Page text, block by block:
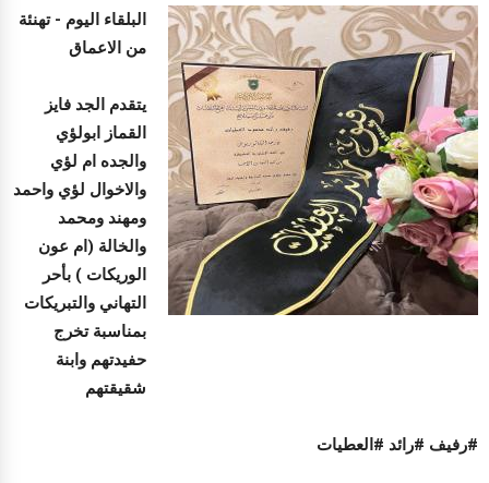
البلقاء اليوم -تهنئة
من الاعماق
يتقدم الجد فايز
القماز ابولؤي
والجده ام لؤي
والاخوال لؤي واحمد
ومهند ومحمد
والخالة (ام عون
الوريكات ) بأحر
التهاني والتبريكات
بمناسبة تخرج
حفيدتهم وابنة
شقيقتهم
#رفيف #رائد #العطيات